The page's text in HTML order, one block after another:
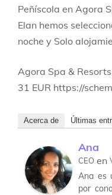
Peñíscola en Agora
Elan hemos
noche y Solo
Agora Spa &
31 EUR https://
Acerca de Últimas
Ana
CEO en
Ana es
por